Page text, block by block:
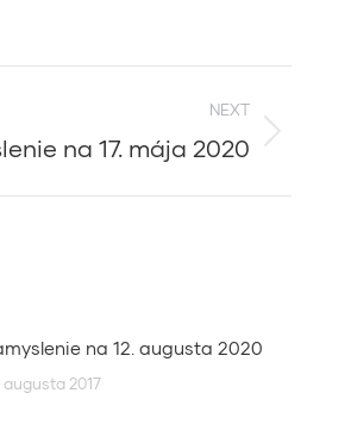
NEXT
na 17. mája 2020
na 12. augusta 2020
augusta 2017